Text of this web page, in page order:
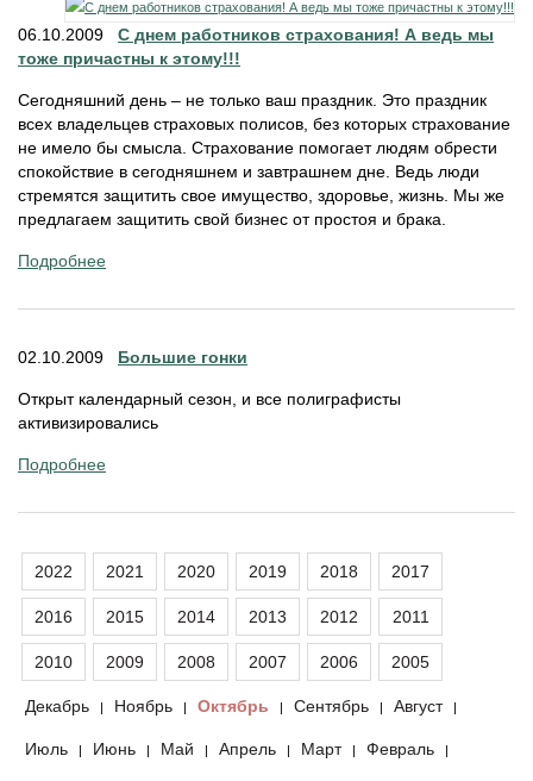
06.10.2009 С днем работников страхования! А ведь мы
тоже причастны к этому!!!
Сегодняшний день – не только ваш праздник. Это праздник
всех владельцев страховых полисов, без которых страхование
не имело бы смысла. Страхование помогает людям обрести
спокойствие в сегодняшнем и завтрашнем дне. Ведь люди
стремятся защитить свое имущество, здоровье, жизнь. Мы же
предлагаем защитить свой бизнес от простоя и брака.
Подробнее
02.10.2009 Большие гонки
Открыт календарный сезон, и все полиграфисты
активизировались
Подробнее
2022 2021 2020 2019 2018 2017
2016 2015 2014 2013 2012 2011
2010 2009 2008 2007 2006 2005
Декабрь | Ноябрь | Октябрь | Сентябрь | Август |
Июль | Июнь | Май | Апрель | Март | Февраль |